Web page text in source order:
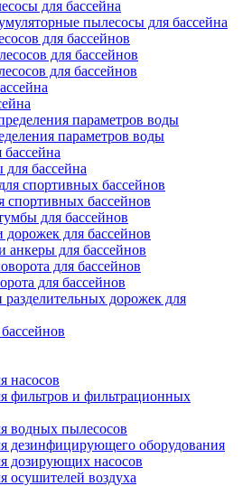
для бассейна
пылесосы для бассейна
для бассейнов
для бассейнов
для бассейнов
параметров воды
бассейна
бассейна
спортивных бассейнов
для бассейнов
дорожек для бассейнов
анкеры для бассейнов
для бассейнов
для бассейнов
дорожек для
насосов
фильтров и фильтрационных
водных пылесосов
дезинфицирующего оборудования
дозирующих насосов
осушителей воздуха